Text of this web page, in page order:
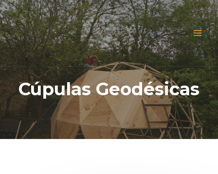
Cúpulas Geodésicas